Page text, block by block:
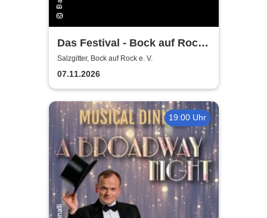
Das Festival - Bock auf Rock
gemeinnütziger e. V.
Salzgitter, Bock auf Rock e. V.
07.11.2026
19:00 Uhr